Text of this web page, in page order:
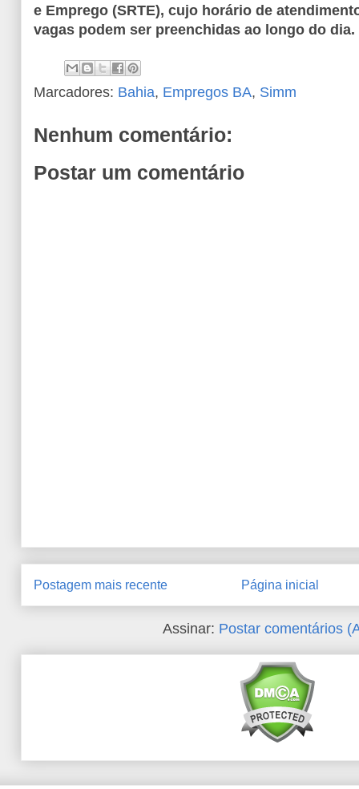
e Emprego (SRTE), cujo horário de
vagas podem ser preenchidas ao longo do dia.
Marcadores: Bahia, Empregos BA, Simm
Nenhum comentário:
Postar um comentário
Postagem mais recente Página inicial
Assinar: Postar comentários